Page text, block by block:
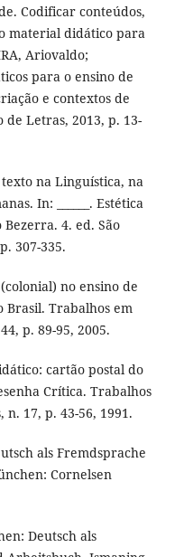
Codificar conteúdos,
material didático para
Ariovaldo;
para o ensino de
e contextos de
de Letras, 2013, p. 13-
na Linguística, na
In: ______. Estética
4. ed. São
307-335.
no ensino de
Brasil. Trabalhos em
p. 89-95, 2005.
cartão postal do
Crítica. Trabalhos
17, p. 43-56, 1991.
als Fremdsprache
Cornelsen
Deutsch als